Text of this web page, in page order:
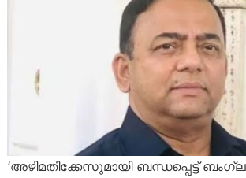
‘അഴിമതിക്കേസുമായി ബന്ധപ്പെട്ട്